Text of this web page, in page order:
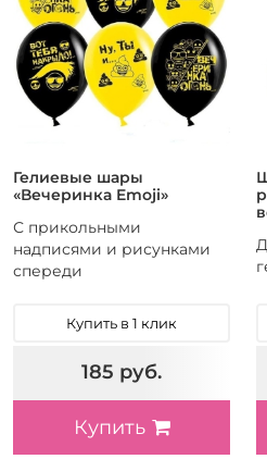
Гелиевые шары
«Вечеринка Emoji»
С прикольными
надписями и рисунками
спереди
Купить в 1 клик
185 руб.
Купить